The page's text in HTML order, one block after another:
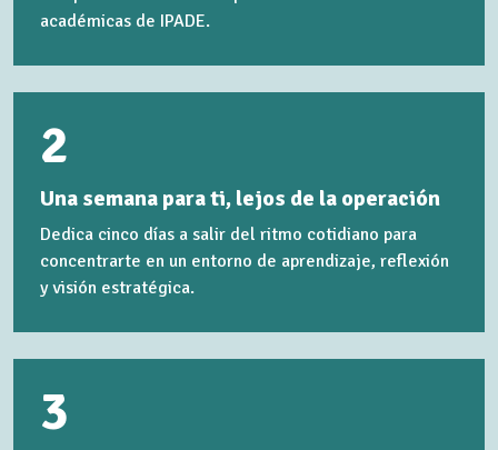
académicas de IPADE.
2
Una semana para ti, lejos de la operación
Dedica cinco días a salir del ritmo cotidiano para
concentrarte en un entorno de aprendizaje, reflexión
y visión estratégica.
3